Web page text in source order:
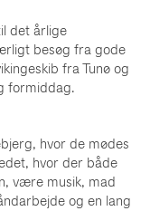
det årlige
besøg fra gode
fra Tunø og
formiddag.
hvor de mødes
hvor der både
være musik, mad
og en lang